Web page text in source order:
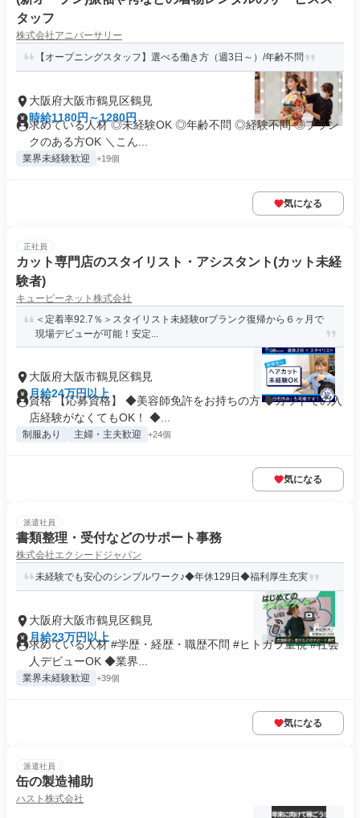
タッフ
株式会社アニバーサリー
【オープニングスタッフ】選べる働き方（週3日～）/年齢不問
大阪府大阪市鶴見区鶴見
時給1180円～1280円
求めている人材 ◎未経験OK ◎年齢不問 ◎経験不問 ◎ブラン
クのある方OK ＼こん...
業界未経験歓迎 +19個
気になる
正社員
カット専門店のスタイリスト・アシスタント(カット未経
験者)
キュービーネット株式会社
＜定着率92.7％＞スタイリスト未経験orブランク復帰から６ヶ月で
現場デビューが可能！安定...
大阪府大阪市鶴見区鶴見
月給24万円以上
資格 【応募資格】 ◆美容師免許をお持ちの方 ◆カットでの入
店経験がなくてもOK！ ◆...
制服あり 主婦・主夫歓迎 +24個
気になる
派遣社員
書類整理・受付などのサポート事務
株式会社エクシードジャパン
未経験でも安心のシンプルワーク♪◆年休129日◆福利厚生充実
大阪府大阪市鶴見区鶴見
月給23万円以上
求めている人材 #学歴・経歴・職歴不問 #ヒトガラ重視 #社会
人デビューOK ◆業界...
業界未経験歓迎 +39個
気になる
派遣社員
缶の製造補助
ハスト株式会社